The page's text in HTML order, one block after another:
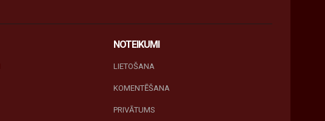
NOTEIKUMI
LIETOŠANA
KOMENTĒŠANA
PRIVĀTUMS